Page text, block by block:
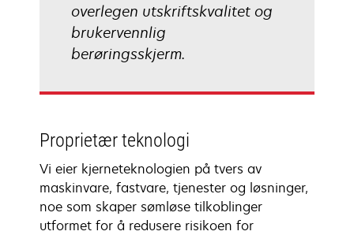
overlegen utskriftskvalitet og
brukervennlig
berøringsskjerm.
Proprietær teknologi
Vi eier kjerneteknologien på tvers av
maskinvare, fastvare, tjenester og løsninger,
noe som skaper sømløse tilkoblinger
utformet for å redusere risikoen for